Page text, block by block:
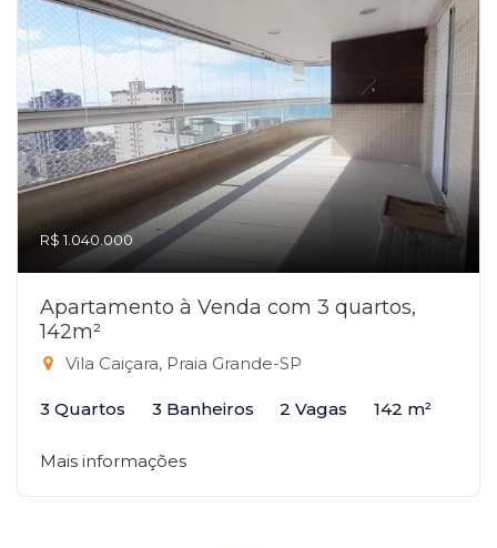
R$ 1.040.000
Apartamento à Venda com 3 quartos,
142m²
Vila Caiçara, Praia Grande-SP
3 Quartos 3 Banheiros 2 Vagas 142 m²
Mais informações